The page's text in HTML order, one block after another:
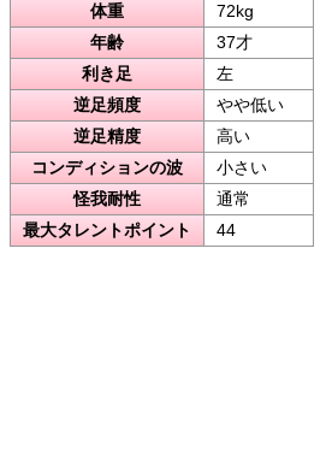
体重
72kg
年齢
37才
利き足
左
逆足頻度
やや低い
逆足精度
高い
コンディションの波
小さい
怪我耐性
通常
最大タレントポイント
44